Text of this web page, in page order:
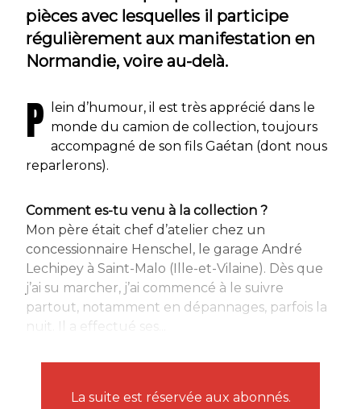
pièces avec lesquelles il participe
régulièrement aux manifestation en
Normandie, voire au-delà.
P
lein d’humour, il est très apprécié dans le
monde du camion de collection, toujours
accompagné de son fils Gaétan (dont nous
reparlerons).
Comment es-tu venu à la collection ?
Mon père était chef d’atelier chez un
concessionnaire Henschel, le garage André
Lechipey à Saint-Malo (Ille-et-Vilaine). Dès que
j’ai su marcher, j’ai commencé à le suivre
partout, notamment en dépannages, parfois la
nuit. Il a effectué ses...
La suite est réservée aux abonnés.